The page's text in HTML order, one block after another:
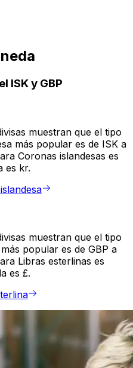
ISK y GBP
muestran que el tipo
más popular es de ISK a
Coronas islandesas es
es kr.
muestran que el tipo
popular es de GBP a
Libras esterlinas es
es £.